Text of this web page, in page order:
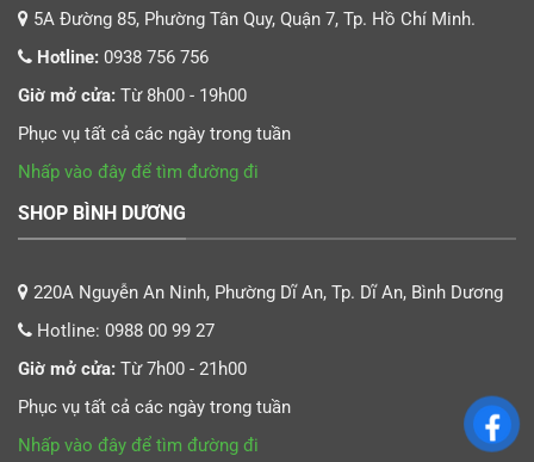
5A Đường 85, Phường Tân Quy, Quận 7, Tp. Hồ Chí Minh.
Hotline: 0938 756 756
Giờ mở cửa: Từ 8h00 - 19h00
Phục vụ tất cả các ngày trong tuần
Nhấp vào đây để tìm đường đi
SHOP BÌNH DƯƠNG
220A Nguyễn An Ninh, Phường Dĩ An, Tp. Dĩ An, Bình Dương
Hotline: 0988 00 99 27
Giờ mở cửa: Từ 7h00 - 21h00
Phục vụ tất cả các ngày trong tuần
Nhấp vào đây để tìm đường đi